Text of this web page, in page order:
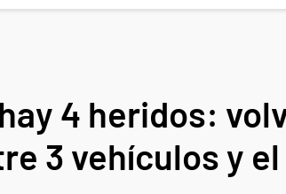
4 heridos:
3 vehículos y